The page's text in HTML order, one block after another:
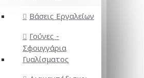
Βάσεις Εργαλείων
Γούνες -
Σφουγγάρια
Γυαλίσματος